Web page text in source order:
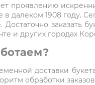
проявлению
в далеком 1908 году.
Достаточно заказать
и других городах
доставки
обработки